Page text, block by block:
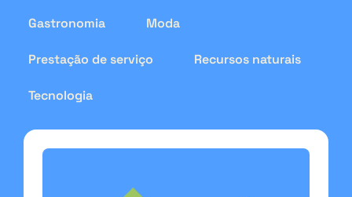
Gastronomia Moda
Prestação de serviço Recursos naturais
Tecnologia